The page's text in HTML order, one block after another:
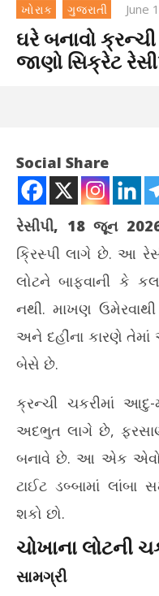
ખોરાક ગુજરાતી June
ઘરે બનાવો
જાણો સિક્રેટ
June
18,
2026
Social Share
રેસીપી, 18 જૂન
ક્રિસ્પી લાગે છે. આ
લોટને બાફવાની કે
નથી. માખણ
અને દહીંના કારણે તેમાં
બેસે છે.
ક્રન્ચી ચકરીમાં
અદભુત લાગે છે,
બનાવે છે. આ એક એવો
ટાઈટ ડબ્બામાં લાંબા
શકો છો.
ચોખાના લોટની
સામગ્રી